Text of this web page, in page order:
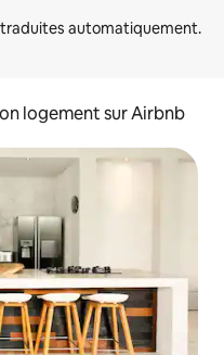
logement sur Airbnb